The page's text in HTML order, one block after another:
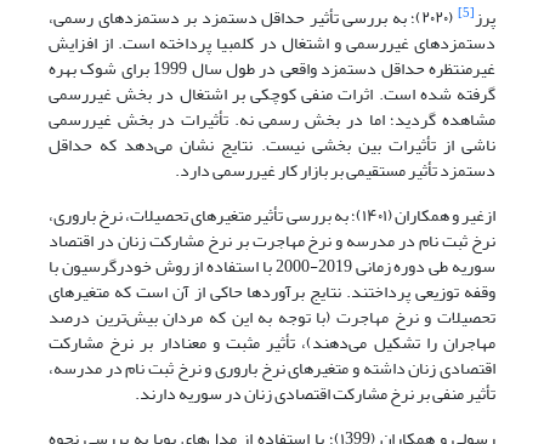
پرز[5] (۲۰۲۰)؛ به بررسی تأثیر حداقل دستمزد بر دستمزدهای رسمی،
دستمزدهای غیررسمی و اشتغال در کلمبیا پرداخته است. از افزایش
غیرمنتظره حداقل دستمزد واقعی در طول سال 1999 برای شوک بهره
گرفته شده است. اثرات منفی کوچکی بر اشتغال در بخش غیررسمی
مشاهده گردید؛ اما در بخش رسمی نه. تأثیرات در بخش غیررسمی
ناشی از تأثیرات بین بخشی نیست. نتایج نشان می‌دهد که حداقل
دستمزد تأثیر مستقیمی بر بازار کار غیررسمی دارد.
ازغیر و همکاران (۱۴۰۱)؛ به بررسی تأثیر متغیرهای تحصیلات، نرخ باروری،
نرخ ثبت‌ نام در مدرسه و نرخ مهاجرت بر نرخ مشارکت زنان در اقتصاد
سوریه طی دوره زمانی 2019-2000 با استفاده از روش خودرگرسیون با
وقفه توزیعی پرداختند. نتایج برآوردها حاکی از آن است که متغیرهای
تحصیلات و نرخ مهاجرت (با توجه به این که مردان بیش‌ترین درصد
مهاجران را تشکیل می‌دهند)، تأثیر مثبت و معنادار بر نرخ مشارکت
اقتصادی زنان داشته و متغیرهای نرخ باروری و نرخ ثبت نام در مدرسه،
تأثیر منفی بر نرخ مشارکت اقتصادی زنان در سوریه دارند.